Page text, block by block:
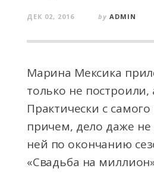
ДЕК 02, 2016 by ADMIN
Марина Мексика
только не
Практически с
причем, дело даже не
ней по окончанию
«Свадьба на